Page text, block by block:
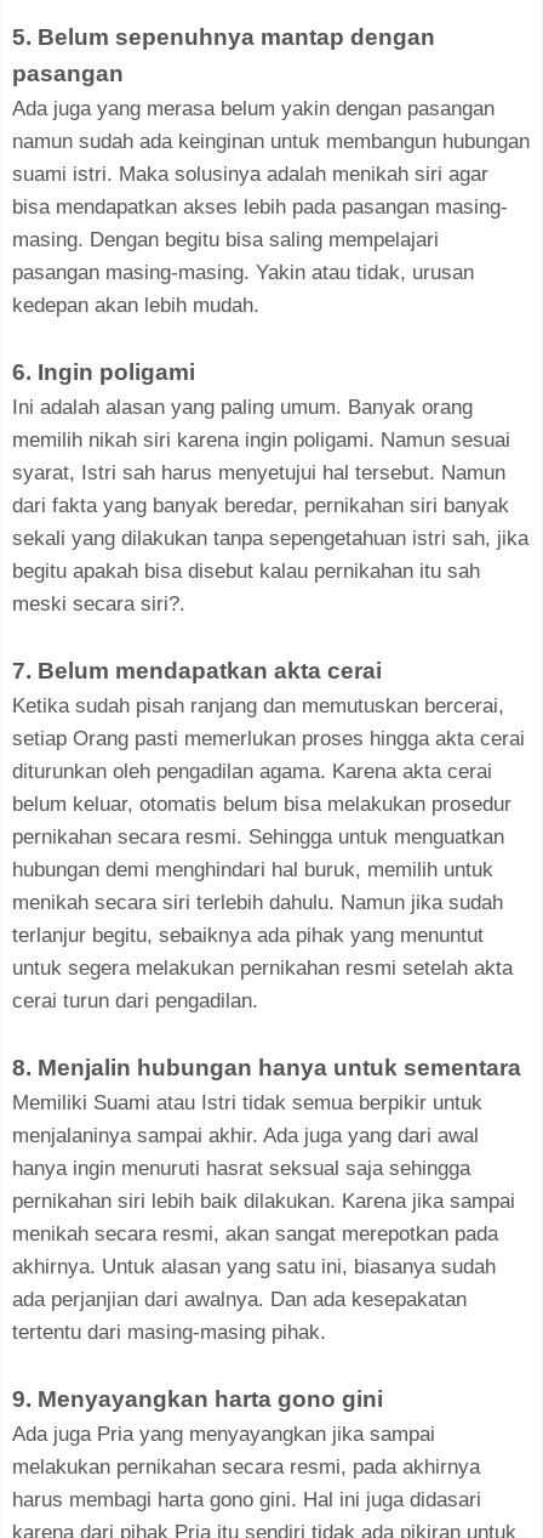
5. Belum sepenuhnya mantap dengan
pasangan
Ada juga yang merasa belum yakin dengan pasangan
namun sudah ada keinginan untuk membangun hubungan
suami istri. Maka solusinya adalah menikah siri agar
bisa mendapatkan akses lebih pada pasangan masing-
masing. Dengan begitu bisa saling mempelajari
pasangan masing-masing. Yakin atau tidak, urusan
kedepan akan lebih mudah.
6. Ingin poligami
Ini adalah alasan yang paling umum. Banyak orang
memilih nikah siri karena ingin poligami. Namun sesuai
syarat, Istri sah harus menyetujui hal tersebut. Namun
dari fakta yang banyak beredar, pernikahan siri banyak
sekali yang dilakukan tanpa sepengetahuan istri sah, jika
begitu apakah bisa disebut kalau pernikahan itu sah
meski secara siri?.
7. Belum mendapatkan akta cerai
Ketika sudah pisah ranjang dan memutuskan bercerai,
setiap Orang pasti memerlukan proses hingga akta cerai
diturunkan oleh pengadilan agama. Karena akta cerai
belum keluar, otomatis belum bisa melakukan prosedur
pernikahan secara resmi. Sehingga untuk menguatkan
hubungan demi menghindari hal buruk, memilih untuk
menikah secara siri terlebih dahulu. Namun jika sudah
terlanjur begitu, sebaiknya ada pihak yang menuntut
untuk segera melakukan pernikahan resmi setelah akta
cerai turun dari pengadilan.
8. Menjalin hubungan hanya untuk sementara
Memiliki Suami atau Istri tidak semua berpikir untuk
menjalaninya sampai akhir. Ada juga yang dari awal
hanya ingin menuruti hasrat seksual saja sehingga
pernikahan siri lebih baik dilakukan. Karena jika sampai
menikah secara resmi, akan sangat merepotkan pada
akhirnya. Untuk alasan yang satu ini, biasanya sudah
ada perjanjian dari awalnya. Dan ada kesepakatan
tertentu dari masing-masing pihak.
9. Menyayangkan harta gono gini
Ada juga Pria yang menyayangkan jika sampai
melakukan pernikahan secara resmi, pada akhirnya
harus membagi harta gono gini. Hal ini juga didasari
karena dari pihak Pria itu sendiri tidak ada pikiran untuk